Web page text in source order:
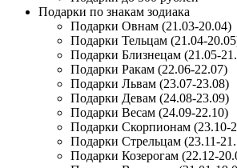
Подарки по знакам зодиака
Подарки Овнам (21.03-20.04)
Подарки Тельцам (21.04-
Подарки Близнецам (21.05-
Подарки Ракам (22.06-22.07)
Подарки Львам (23.07-23.08)
Подарки Девам (24.08-23.09)
Подарки Весам (24.09-22.10)
Подарки Скорпионам (23.10-
Подарки Стрельцам (23.11-
Подарки Козерогам (22.12-